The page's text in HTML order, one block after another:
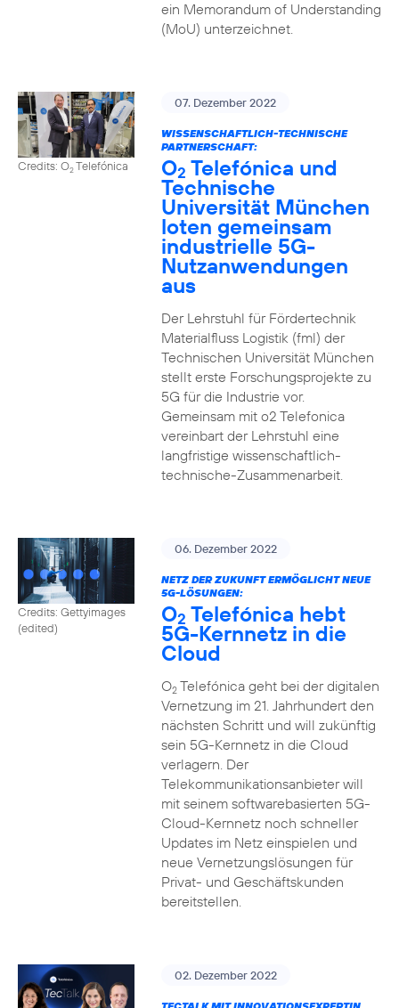
ein Memorandum of Understanding
(MoU) unterzeichnet.
Credits: O2Telefónica
07. Dezember 2022
WISSENSCHAFTLICH-TECHNISCHE
PARTNERSCHAFT:
O2 Telefónica und
Technische
Universität München
loten gemeinsam
industrielle 5G-
Nutzanwendungen
aus
Der Lehrstuhl für Fördertechnik
Materialfluss Logistik (fml) der
Technischen Universität München
stellt erste Forschungsprojekte zu
5G für die Industrie vor.
Gemeinsam mit o2 Telefonica
vereinbart der Lehrstuhl eine
langfristige wissenschaftlich-
technische-Zusammenarbeit.
Credits: Gettyimages
(edited)
06. Dezember 2022
NETZ DER ZUKUNFT ERMÖGLICHT NEUE
5G-LÖSUNGEN:
O2 Telefónica hebt
5G-Kernnetz in die
Cloud
O2Telefónica geht bei der digitalen
Vernetzung im 21. Jahrhundert den
nächsten Schritt und will zukünftig
sein 5G-Kernnetz in die Cloud
verlagern. Der
Telekommunikationsanbieter will
mit seinem softwarebasierten 5G-
Cloud-Kernnetz noch schneller
Updates im Netz einspielen und
neue Vernetzungslösungen für
Privat- und Geschäftskunden
bereitstellen.
02. Dezember 2022